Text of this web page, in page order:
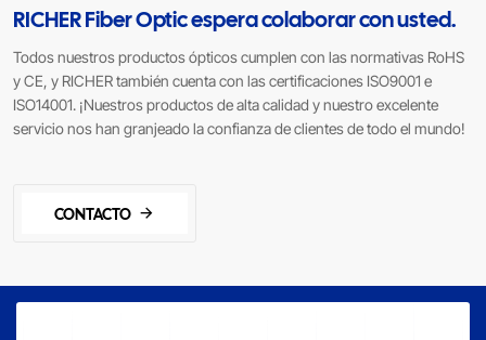
RICHER Fiber Optic espera colaborar con usted.
Todos nuestros productos ópticos cumplen con las normativas RoHS
y CE, y RICHER también cuenta con las certificaciones ISO9001 e
ISO14001. ¡Nuestros productos de alta calidad y nuestro excelente
servicio nos han granjeado la confianza de clientes de todo el mundo!
CONTACTO